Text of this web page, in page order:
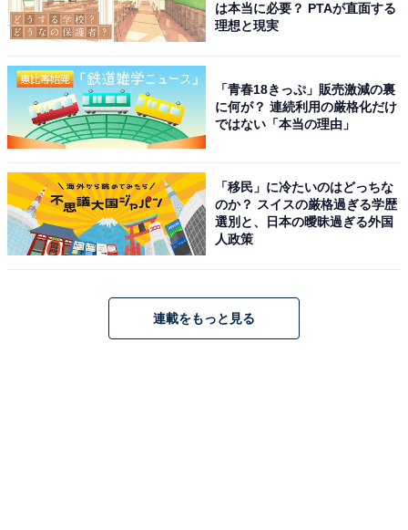
は本当に必要？ PTAが直面する
理想と現実
「青春18きっぷ」販売激減の裏
に何が？ 連続利用の厳格化だけ
ではない「本当の理由」
「移民」に冷たいのはどっちな
のか？ スイスの厳格過ぎる学歴
選別と、日本の曖昧過ぎる外国
人政策
連載をもっと見る